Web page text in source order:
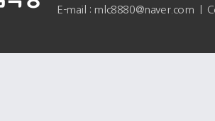
E-mail : mlc8880@naver.com |